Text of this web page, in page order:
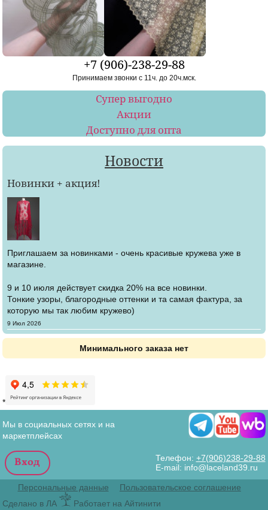
+7 (906)-238-29-88
Принимаем звонки с 11ч. до 20ч.мск.
Супер выгодно
Акции
Доступно для опта
Новости
Новинки + акция!
Приглашаем за новинками - очень красивые кружева уже в
магазине.
9 и 10 июля действует скидка 20% на все новинки.
Тонкие узоры, благородные оттенки и та самая фактура, за
которую мы так любим кружево)
Создано
9 Июл 2026
Минимального заказа нет
*
Мы в социальных сетях и на
маркетплейсах
Телефон: +7(906)238-29-88
E-mail: info@laceland39.ru
Персональные данные
Пользовательское соглашение
Сделано в ЛА
Работает на Айтинити